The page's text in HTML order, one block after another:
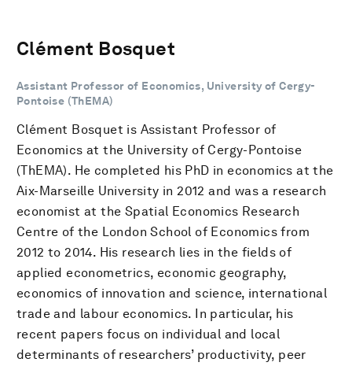
Clément Bosquet
Assistant Professor of Economics, University of Cergy-
Pontoise (ThEMA)
Clément Bosquet is Assistant Professor of
Economics at the University of Cergy-Pontoise
(ThEMA). He completed his PhD in economics at the
Aix-Marseille University in 2012 and was a research
economist at the Spatial Economics Research
Centre of the London School of Economics from
2012 to 2014. His research lies in the fields of
applied econometrics, economic geography,
economics of innovation and science, international
trade and labour economics. In particular, his
recent papers focus on individual and local
determinants of researchers’ productivity, peer